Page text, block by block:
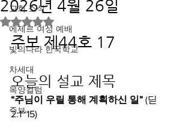
교회 소식
에제르 여성 예배
빛의나라 한국학교
차세대
목양컬럼
주보
2026년 4월 26일
Rated NaN out of 5 stars.
주보 제44호 17
오늘의 설교 제목
“주님이 우릴 통해 계획하신 일” (딛
2:1~15)